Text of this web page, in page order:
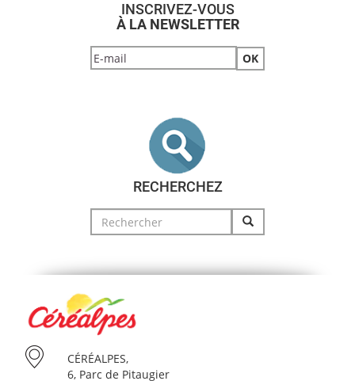
INSCRIVEZ-VOUS
À LA NEWSLETTER
RECHERCHEZ
Search
for:
CÉRÉALPES,
6, Parc de Pitaugier